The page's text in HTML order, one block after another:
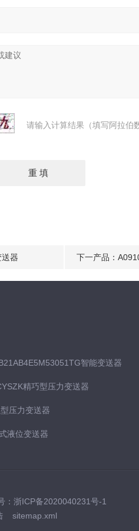
请输入计算结果（填写阿拉伯
器 下一产品：
智能变送器
精巧型压力变送器
压力变送器
液位变送器
： 浙ICP备2020040231号-1
sitemap.xml